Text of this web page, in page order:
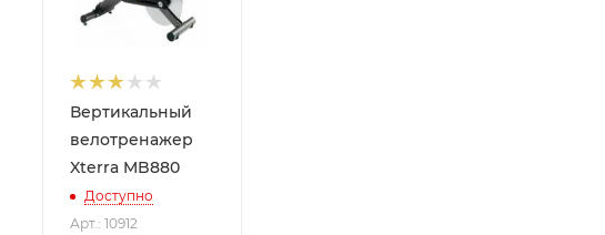
Вертикальный
велотренажер
Xterra MB880
Доступно
Арт.: 10912